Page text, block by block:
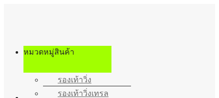
เนื้อหา
หมวดหมู่สินค้า
รองเท้าวิ่ง
รองเท้าวิ่งเทรล